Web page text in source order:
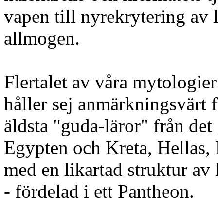
vapen till nyrekrytering av
allmogen.
Flertalet av våra
håller sej anmärkningsvärt
äldsta "guda-läror" från
Egypten och Kreta, Hellas,
med en likartad struktur
- fördelad i ett Pantheon.